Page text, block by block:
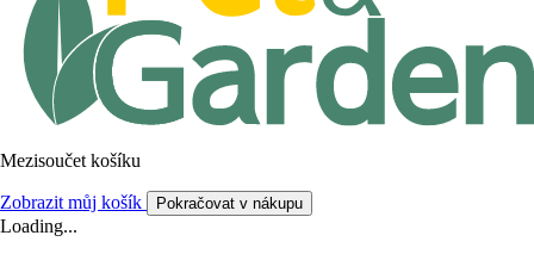
Mezisoučet košíku
Zobrazit můj košík Pokračovat v nákupu
Loading...